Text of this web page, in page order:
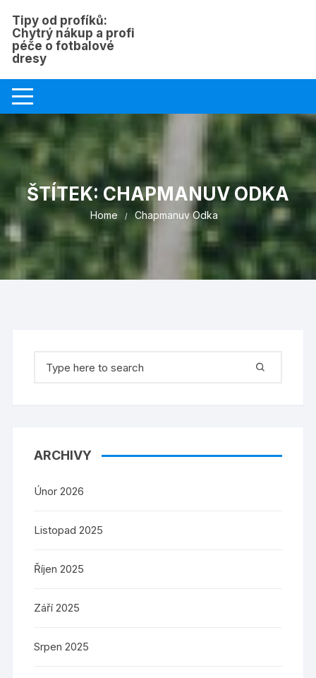
content
Tipy od profíků:
Chytrý nákup a profi
péče o fotbalové
dresy
ŠTÍTEK: CHAPMANUV ODKA
Home Chapmanuv Odka
for:
ARCHIVY
Únor 2026
Listopad 2025
Říjen 2025
Září 2025
Srpen 2025